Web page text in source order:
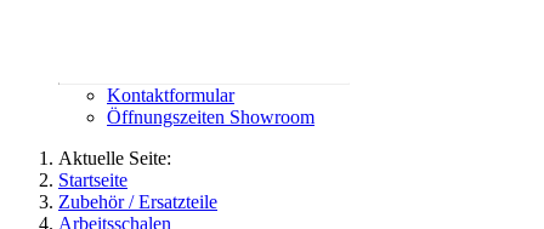
Kontaktformular
Öffnungszeiten Showroom
Aktuelle Seite:
Startseite
Zubehör / Ersatzteile
Arbeitsschalen